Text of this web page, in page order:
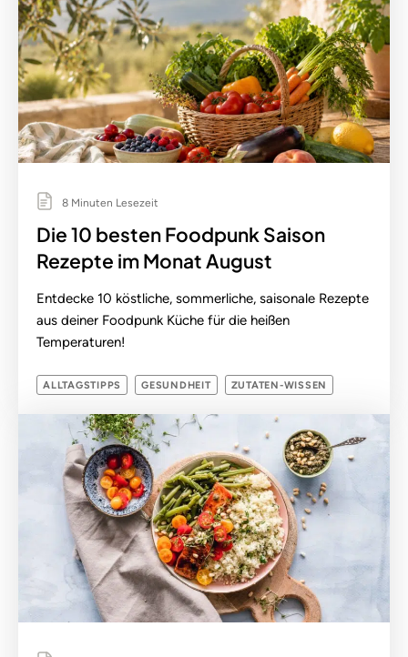
8 Minuten Lesezeit
Die 10 besten Foodpunk Saison
Rezepte im Monat August
Entdecke 10 köstliche, sommerliche, saisonale Rezepte
aus deiner Foodpunk Küche für die heißen
Temperaturen!
ALLTAGSTIPPS GESUNDHEIT ZUTATEN-WISSEN